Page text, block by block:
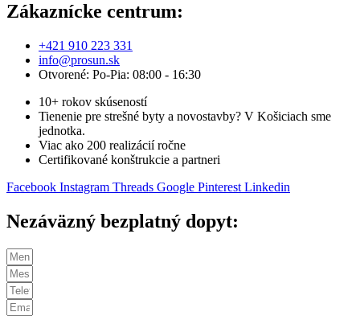
Zákaznícke centrum:
+421 910 223 331
info@prosun.sk
Otvorené: Po-Pia: 08:00 - 16:30
10+ rokov skúseností
Tienenie pre strešné byty a novostavby? V Košiciach sme
jednotka.
Viac ako 200 realizácií ročne
Certifikované konštrukcie a partneri
Facebook Instagram Threads Google Pinterest Linkedin
Nezáväzný bezplatný dopyt: